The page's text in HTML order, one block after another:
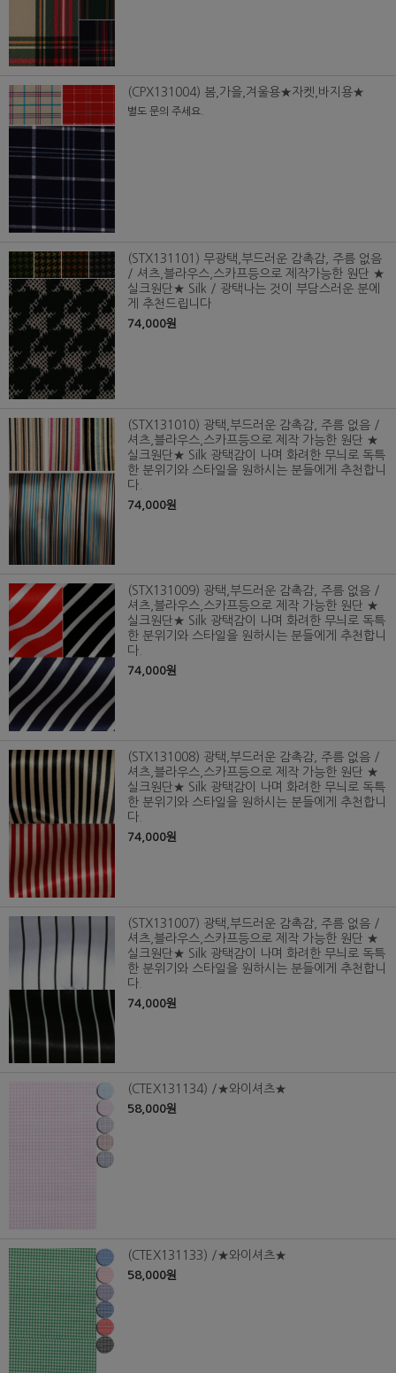
(CPX131004) 봄,가을,겨울용★자켓,바지용★
별도 문의 주세요.
(STX131101) 무광택,부드러운 감촉감, 주름 없음
/ 셔츠,블라우스,스카프등으로 제작가능한 원단 ★
실크원단★ Silk / 광택나는 것이 부담스러운 분에
게 추천드립니다
74,000원
(STX131010) 광택,부드러운 감촉감, 주름 없음 /
셔츠,블라우스,스카프등으로 제작 가능한 원단 ★
실크원단★ Silk 광택감이 나며 화려한 무늬로 독특
한 분위기와 스타일을 원하시는 분들에게 추천합니
다.
74,000원
(STX131009) 광택,부드러운 감촉감, 주름 없음 /
셔츠,블라우스,스카프등으로 제작 가능한 원단 ★
실크원단★ Silk 광택감이 나며 화려한 무늬로 독특
한 분위기와 스타일을 원하시는 분들에게 추천합니
다.
74,000원
(STX131008) 광택,부드러운 감촉감, 주름 없음 /
셔츠,블라우스,스카프등으로 제작 가능한 원단 ★
실크원단★ Silk 광택감이 나며 화려한 무늬로 독특
한 분위기와 스타일을 원하시는 분들에게 추천합니
다.
74,000원
(STX131007) 광택,부드러운 감촉감, 주름 없음 /
셔츠,블라우스,스카프등으로 제작 가능한 원단 ★
실크원단★ Silk 광택감이 나며 화려한 무늬로 독특
한 분위기와 스타일을 원하시는 분들에게 추천합니
다.
74,000원
(CTEX131134) /★와이셔츠★
58,000원
(CTEX131133) /★와이셔츠★
58,000원